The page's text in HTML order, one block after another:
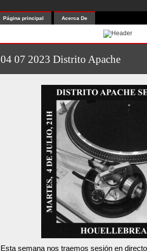
Página principal Acerca De
04 07 2023 Distrito Apache
Esta semana nos traemos sesión en